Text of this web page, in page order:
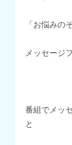
「お悩みの
メッセージ
番組でメッ
と